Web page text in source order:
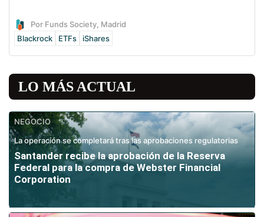
Por Funds Society, Madrid
Blackrock
ETFs iShares
LO MÁS ACTUAL
NEGOCIO
La operación se completará tras las aprobaciones regulatorias
Santander recibe la aprobación de la Reserva
Federal para la compra de Webster Financial
Corporation